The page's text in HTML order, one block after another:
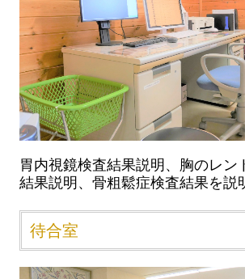
胃内視鏡検査結果説明、胸のレン
結果説明、骨粗鬆症検査結果を説
待合室